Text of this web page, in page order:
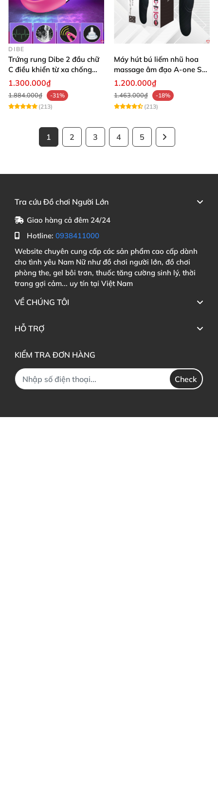
DIBE
Trứng rung Dibe 2 đầu chữ
C điều khiển từ xa chống
nước
1.300.000₫
1.884.000₫
-31%
(213)
Máy hút bú liếm nhũ hoa
massage âm đạo A-one Su-
shita độc đáo
1.200.000₫
1.463.000₫
-18%
(213)
1 2 3 4 5
Tra cứu Đồ chơi Người Lớn
Giao hàng cả đêm 24/24
Hotline: 0938411000
Website chuyên cung cấp các sản phẩm cao cấp dành
cho tình yêu Nam Nữ như đồ chơi người lớn, đồ chơi
phòng the, gel bôi trơn, thuốc tăng cường sinh lý, thời
trang gợi cảm... uy tín tại Việt Nam
VỀ CHÚNG TÔI
HỖ TRỢ
KIỂM TRA ĐƠN HÀNG
Check